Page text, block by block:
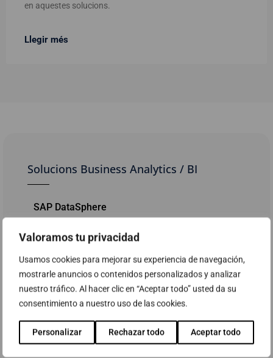
Valoramos tu privacidad
Usamos cookies para mejorar su experiencia de navegación,
mostrarle anuncios o contenidos personalizados y analizar
nuestro tráfico. Al hacer clic en “Aceptar todo” usted da su
consentimiento a nuestro uso de las cookies.
Personalizar Rechazar todo Aceptar todo
en aquestes solucions.
Llegir més
Solucions Business Analytics / BI
SAP DataSphere
Kit Digital - BI i analítica amb Microsoft Power
Programa d'ajudes Kit Digital - Solucions de
digitalització per a Pimes
Oracle Exadata
Oracle Database Appliance (ODA)